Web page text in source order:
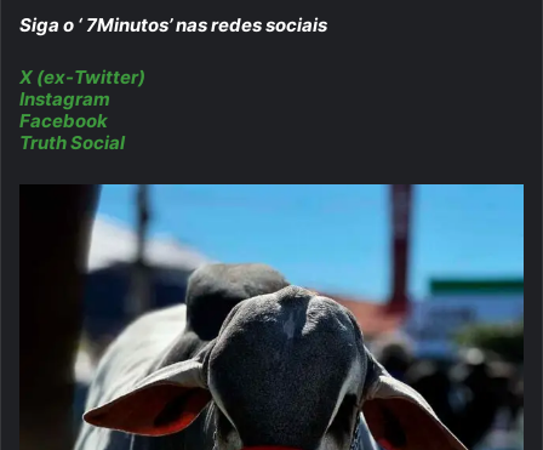
Siga o ‘ 7Minutos’ nas redes sociais
X (ex-Twitter)
Instagram
Facebook
Truth Social